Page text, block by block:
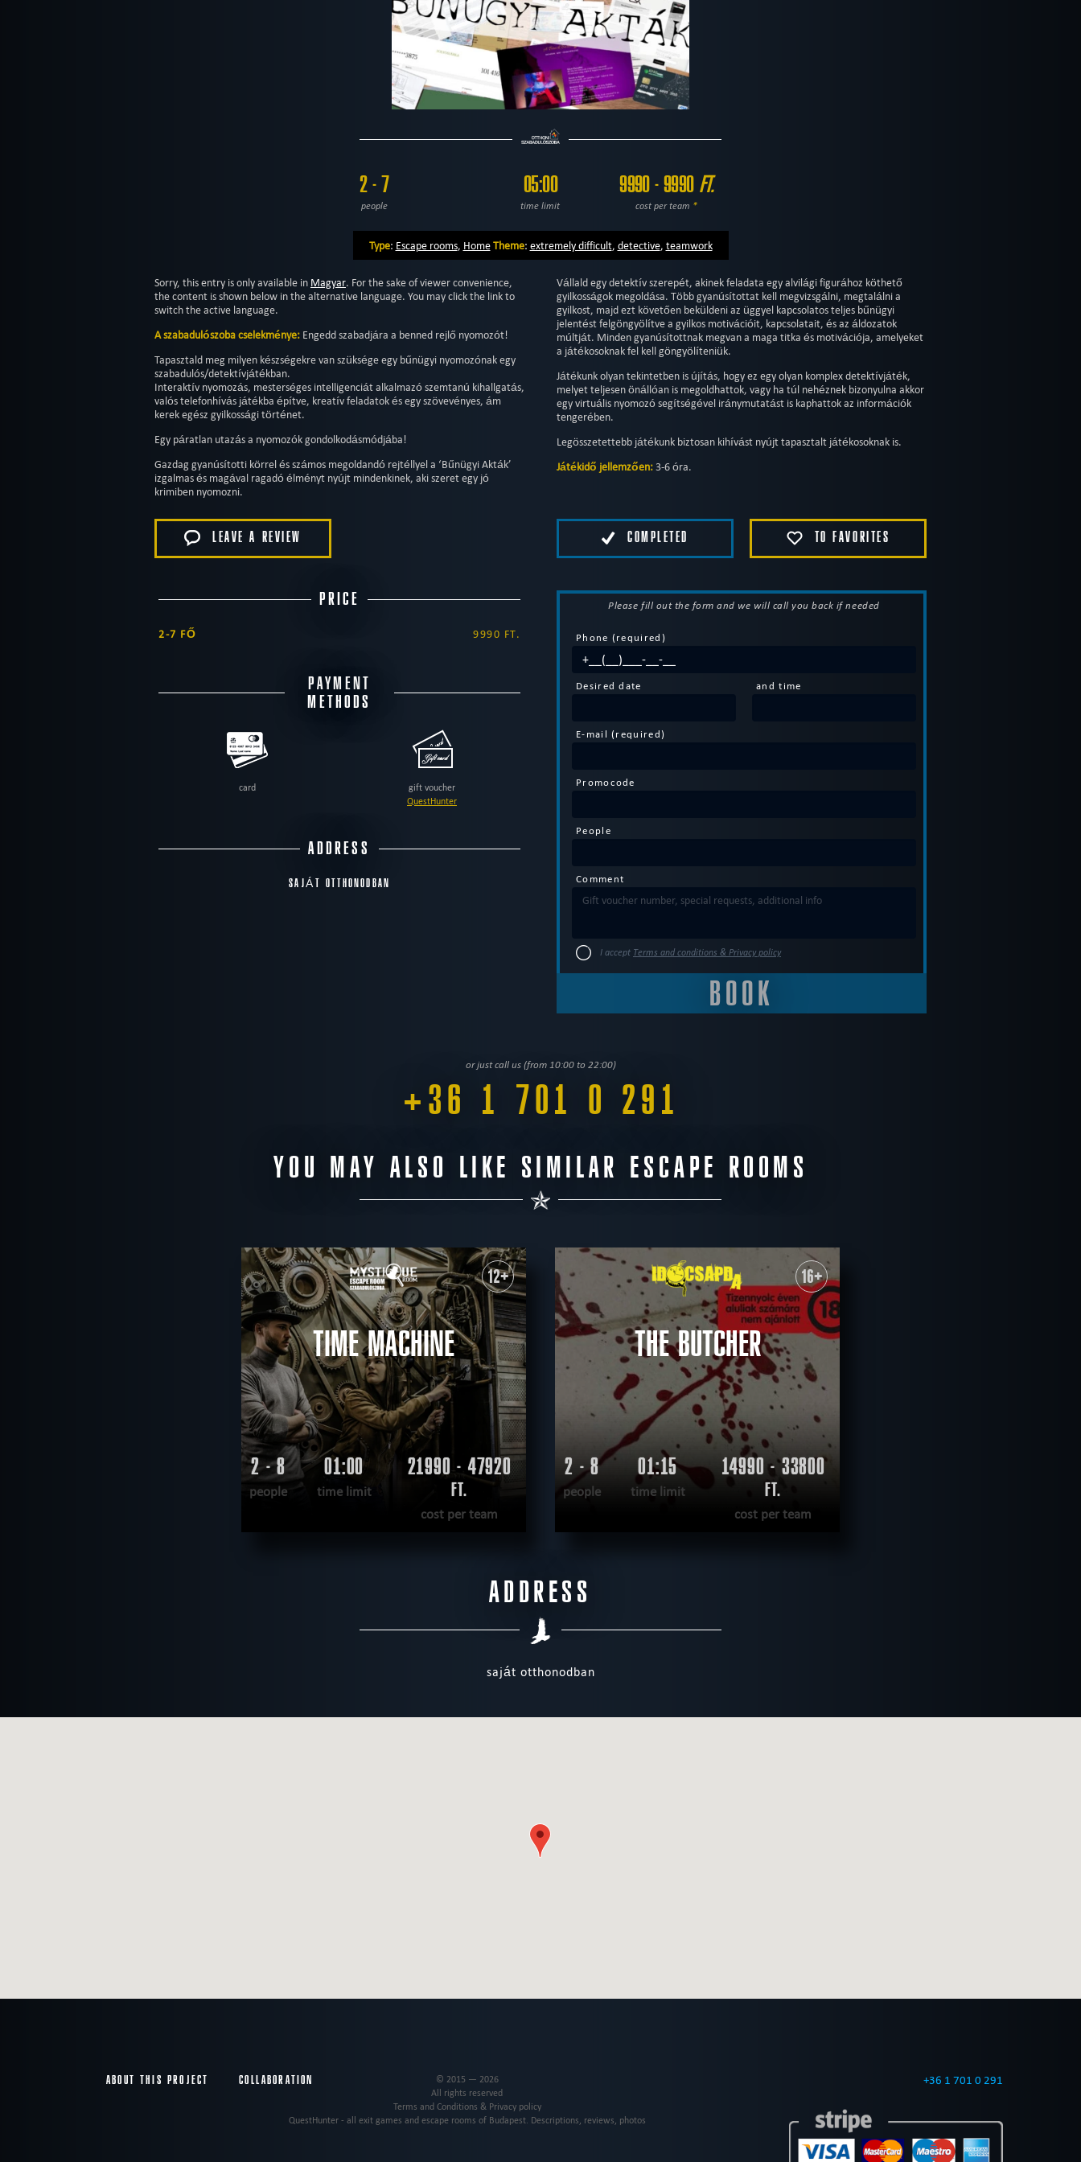
2 - 7
people
05:00
time limit
9990 - 9990 FT.
cost per team *
Type: Escape rooms, HomeTheme: extremely difficult, detective, teamwork
Sorry, this entry is only available in Magyar. For the sake of viewer convenience,
the content is shown below in the alternative language. You may click the link to
switch the active language.
A szabadulószoba cselekménye: Engedd szabadjára a benned rejlő nyomozót!
Tapasztald meg milyen készségekre van szüksége egy bűnügyi nyomozónak egy
szabadulós/detektívjátékban.
Interaktív nyomozás, mesterséges intelligenciát alkalmazó szemtanú kihallgatás,
valós telefonhívás játékba építve, kreatív feladatok és egy szövevényes, ám
kerek egész gyilkossági történet.
Egy páratlan utazás a nyomozók gondolkodásmódjába!
Gazdag gyanúsítotti körrel és számos megoldandó rejtéllyel a ‘Bűnügyi Akták’
izgalmas és magával ragadó élményt nyújt mindenkinek, aki szeret egy jó
krimiben nyomozni.
Vállald egy detektív szerepét, akinek feladata egy alvilági figurához köthető
gyilkosságok megoldása. Több gyanúsítottat kell megvizsgálni, megtalálni a
gyilkost, majd ezt követően beküldeni az üggyel kapcsolatos teljes bűnügyi
jelentést felgöngyölítve a gyilkos motivációit, kapcsolatait, és az áldozatok
múltját. Minden gyanúsítottnak megvan a maga titka és motivációja, amelyeket
a játékosoknak fel kell göngyölíteniük.
Játékunk olyan tekintetben is újítás, hogy ez egy olyan komplex detektívjáték,
melyet teljesen önállóan is megoldhattok, vagy ha túl nehéznek bizonyulna akkor
egy virtuális nyomozó segítségével iránymutatást is kaphattok az információk
tengerében.
Legösszetettebb játékunk biztosan kihívást nyújt tapasztalt játékosoknak is.
Játékidő jellemzően:3-6 óra.
LEAVE A REVIEW COMPLETED TO FAVORITES
PRICE
2-7 FŐ 9990 FT.
PAYMENT
METHODS
card
gift voucher
QuestHunter
ADDRESS
SAJÁT OTTHONODBAN
Please fill out the form and we will call you back if needed
Phone (required)
Desired date and time
E-mail (required)
Promocode
People
Comment
I accept Terms and conditions & Privacy policy
or just call us (from 10:00 to 22:00)
+36 1 701 0 291
YOU MAY ALSO LIKE SIMILAR ESCAPE ROOMS
12+
TIME MACHINE
2 - 8
people
01:00
time limit
21990 - 47920
FT.
cost per team
16+
THE BUTCHER
2 - 8
people
01:15
time limit
14990 - 33800
FT.
cost per team
ADDRESS
saját otthonodban
ABOUT THIS PROJECT COLLABORATION +36 1 701 0 291
© 2015 — 2026
All rights reserved
Terms and Conditions & Privacy policy
QuestHunter - all exit games and escape rooms of Budapest. Descriptions, reviews, photos